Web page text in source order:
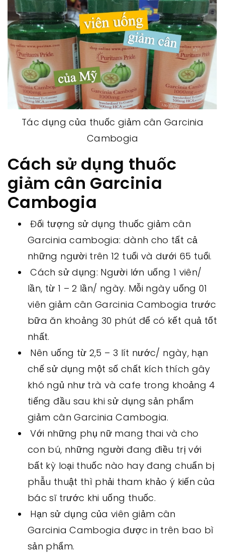
Tác dụng của thuốc giảm cân Garcinia
Cambogia
Cách sử dụng thuốc
giảm cân Garcinia
Cambogia
Đối tượng sử dụng thuốc giảm cân
Garcinia cambogia: dành cho tất cả
những người trên 12 tuổi và dưới 65 tuổi.
Cách sử dụng: Người lớn uống 1 viên/
lần, từ 1 – 2 lần/ ngày. Mỗi ngày uống 01
viên giảm cân Garcinia Cambogia trước
bữa ăn khoảng 30 phút để có kết quả tốt
nhất.
Nên uống từ 2,5 – 3 lít nước/ ngày, hạn
chế sử dụng một số chất kích thích gây
khó ngủ như trà và cafe trong khoảng 4
tiếng đầu sau khi sử dụng sản phẩm
giảm cân Garcinia Cambogia.
Với những phụ nữ mang thai và cho
con bú, những người đang điều trị với
bất kỳ loại thuốc nào hay đang chuẩn bị
phẫu thuật thì phải tham khảo ý kiến của
bác sĩ trước khi uống thuốc.
Hạn sử dụng của viên giảm cân
Garcinia Cambogia được in trên bao bì
sản phẩm.